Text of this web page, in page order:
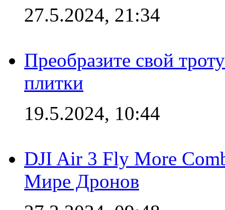
27.5.2024, 21:34
Преобразите свой
плитки
19.5.2024, 10:44
DJI Air 3 Fly More
Мире Дронов